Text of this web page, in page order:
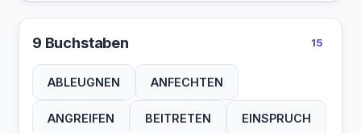
VERIGUNG VERSAGEN VERZICHT
9 Buchstaben 15
ABLEUGNEN ANFECHTEN
ANGREIFEN BEITRETEN EINSPRUCH